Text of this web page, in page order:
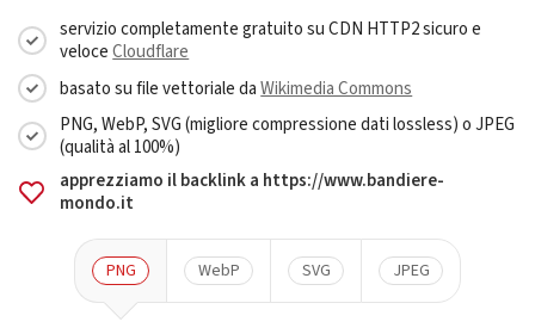
servizio completamente gratuito su CDN HTTP2 sicuro e
veloceCloudflare
basato su file vettoriale daWikimedia Commons
PNG, WebP, SVG (migliore compressione dati lossless) o JPEG
(qualità al 100%)
apprezziamo il backlink a https://www.bandiere-
mondo.it
PNG WebP SVG JPEG